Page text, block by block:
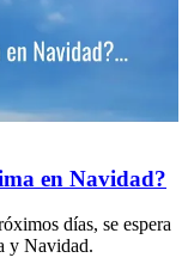
en Navidad?
días, se espera
y Navidad.